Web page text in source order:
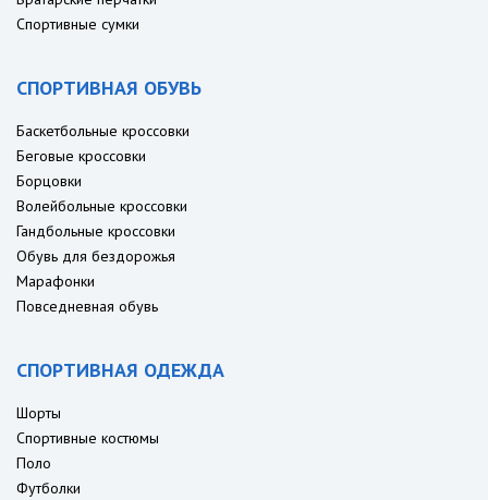
Спортивные сумки
СПОРТИВНАЯ ОБУВЬ
Баскетбольные кроссовки
Беговые кроссовки
Борцовки
Волейбольные кроссовки
Гандбольные кроссовки
Обувь для бездорожья
Марафонки
Повседневная обувь
СПОРТИВНАЯ ОДЕЖДА
Шорты
Спортивные костюмы
Поло
Футболки